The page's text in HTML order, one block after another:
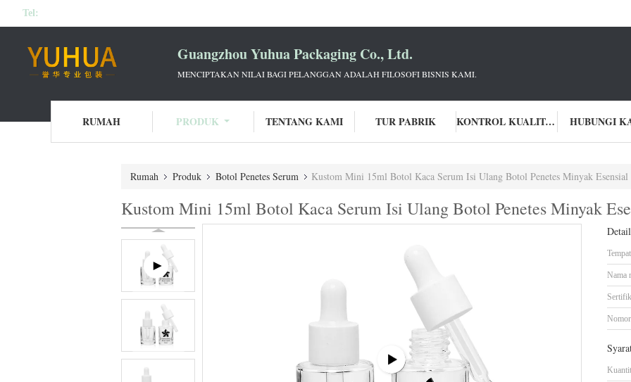
Tel:
Guangzhou Yuhua Packaging Co., Ltd.
MENCIPTAKAN NILAI BAGI PELANGGAN ADALAH FILOSOFI BISNIS KAMI.
RUMAH PRODUK TENTANG KAMI TUR PABRIK KONTROL KUALITAS HUBUNGI
Rumah Produk Botol Penetes Serum Kustom Mini 15ml Botol Kaca Serum Isi Ulang Botol Penetes Minyak Esensial
Kustom Mini 15ml Botol Kaca Serum Isi Ulang Botol Penetes Minyak
Nama